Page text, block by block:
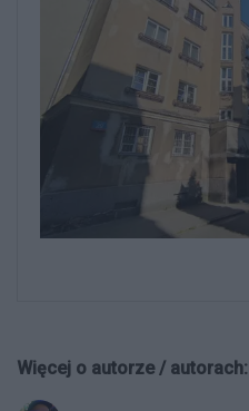
Więcej o autorze / autorach: